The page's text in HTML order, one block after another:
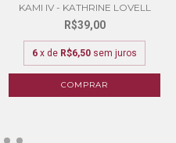
KAMI IV - KATHRINE LOVELL
R$39,00
6 x de R$6,50 sem juros
COMPRAR